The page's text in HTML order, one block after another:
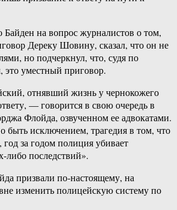
на вопрос журналистов о том,
Дереку Шовину, сказал, что он не
но подчеркнул, что, судя по
уместный приговор.
отнявший жизнь у чернокожего
— говорится в свою очередь в
Флойда, озвученном ее адвокатами.
исключением, трагедия в том, что
год за годом полиция убивает
либо последствий».
призвали по-настоящему, на
изменить полицейскую систему по